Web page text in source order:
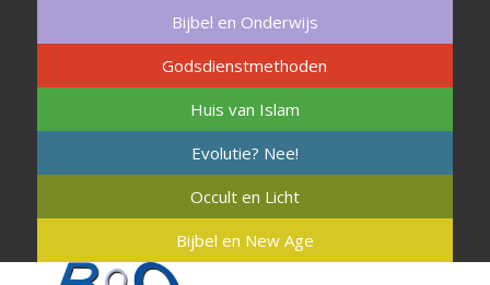
Bijbel en Onderwijs
Godsdienstmethoden
Huis van Islam
Evolutie? Nee!
Occult en Licht
Bijbel en New Age